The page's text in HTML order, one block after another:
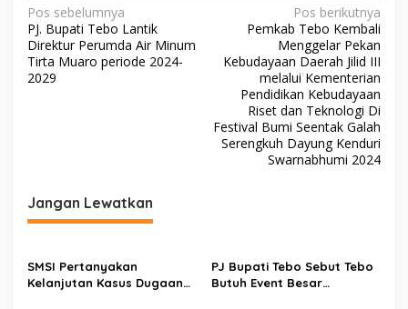
N
a
v
i
i
p
s
Pos sebelumnya
PJ. Bupati Tebo Lantik
Direktur Perumda Air Minum
Tirta Muaro periode 2024-
2029
Pos berikutnya
Pemkab Tebo Kembali
Menggelar Pekan
Kebudayaan Daerah Jilid III
melalui Kementerian
Pendidikan Kebudayaan
Riset dan Teknologi Di
Festival Bumi Seentak Galah
Serengkuh Dayung Kenduri
Swarnabhumi 2024
Jangan Lewatkan
SMSI Pertanyakan
Kelanjutan Kasus Dugaan
PJ Bupati Tebo Sebut Tebo
Butuh Event Besar